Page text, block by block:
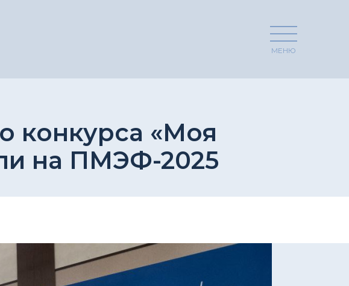
МЕНЮ
конкурса «Моя
на ПМЭФ-2025